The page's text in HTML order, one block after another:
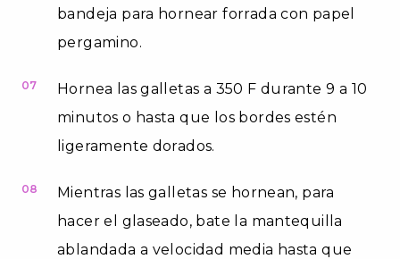
bandeja para hornear forrada con papel
pergamino.
07
Hornea las galletas a 350 F durante 9 a 10
minutos o hasta que los bordes estén
ligeramente dorados.
08
Mientras las galletas se hornean, para
hacer el glaseado, bate la mantequilla
ablandada a velocidad media hasta que